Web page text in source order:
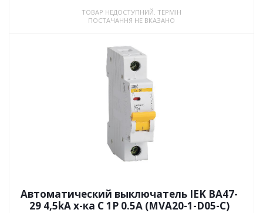
ТОВАР НЕДОСТУПНИЙ. ТЕРМІН
ПОСТАЧАННЯ НЕ ВКАЗАНО
Автоматический выключатель IEK ВА47-
29 4,5kA х-ка C 1P 0.5А (MVA20-1-D05-C)